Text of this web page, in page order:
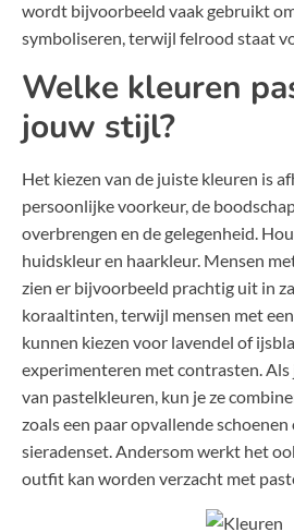
wordt bijvoorbeeld vaak gebruikt
symboliseren, terwijl felrood staat
Welke kleuren
jouw stijl?
Het kiezen van de juiste kleuren is
persoonlijke voorkeur, de
overbrengen en de gelegenheid.
huidskleur en haarkleur. Mensen
zien er bijvoorbeeld prachtig uit in
koraaltinten, terwijl mensen met
kunnen kiezen voor lavendel of
experimenteren met contrasten.
van pastelkleuren, kun je ze
zoals een paar opvallende
sieradenset. Andersom werkt het
outfit kan worden verzacht met